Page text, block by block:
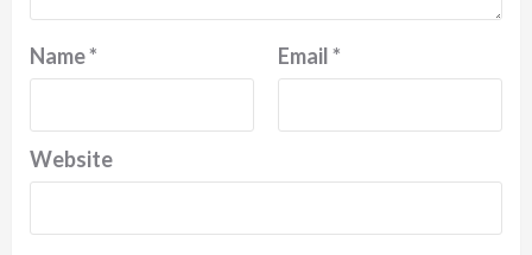
Name* Email*
Website